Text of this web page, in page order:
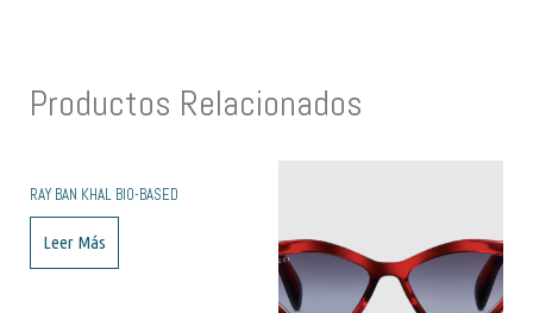
Productos Relacionados
RAY BAN KHAL BIO-BASED
Leer Más